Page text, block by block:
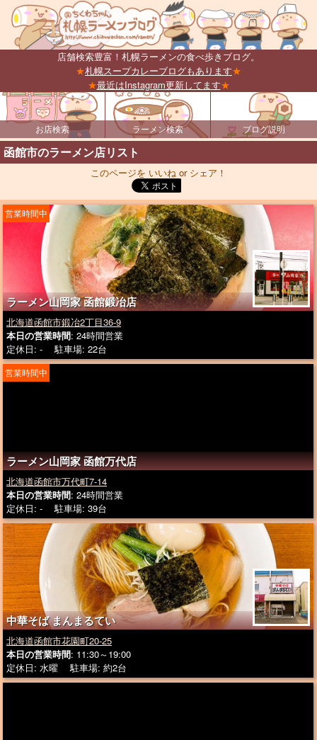
店舗検索豊富！札幌ラーメンの食べ歩きブログ。
★札幌スープカレーブログもあります★
★最近はInstagram更新してます★
お店検索 ラーメン検索 ブログ説明
函館市のラーメン店リスト
このページを いいね or シェア！
ラーメン山岡家 函館鍛冶店
営業時間中
北海道函館市鍛冶2丁目36-9
本日の営業時間: 24時間営業
定休日: - 駐車場: 22台
ラーメン山岡家 函館万代店
営業時間中
北海道函館市万代町7-14
本日の営業時間: 24時間営業
定休日: - 駐車場: 39台
中華そば まんまるてい
北海道函館市花園町20-25
本日の営業時間: 11:30～19:00
定休日: 水曜 駐車場: 約2台